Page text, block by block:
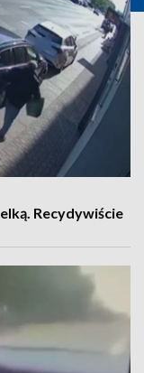
Recydywiście